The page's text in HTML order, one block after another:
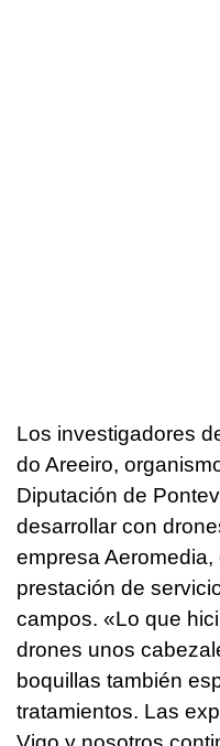
Los investigadores
do Areeiro,
Diputación de
desarrollar con
empresa
prestación de
campos. «Lo que
drones unos
boquillas también
tratamientos. Las